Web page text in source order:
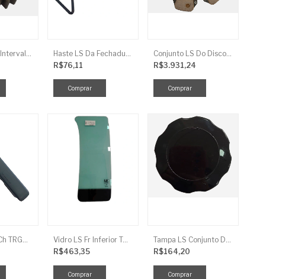
Engrenagem-Intervalo Contador Direção-TR
Haste LS Da Fechadura TRG 830
R$76,11
Conjunto LS Do Disco De Embreagem TRG250
R$3.931,24
Pilar LS LE P Ch TRG864FCI
Vidro LS Fr Inferior TGR863
R$463,35
Tampa LS Conjunto De Combustivel G040FCI
R$164,20